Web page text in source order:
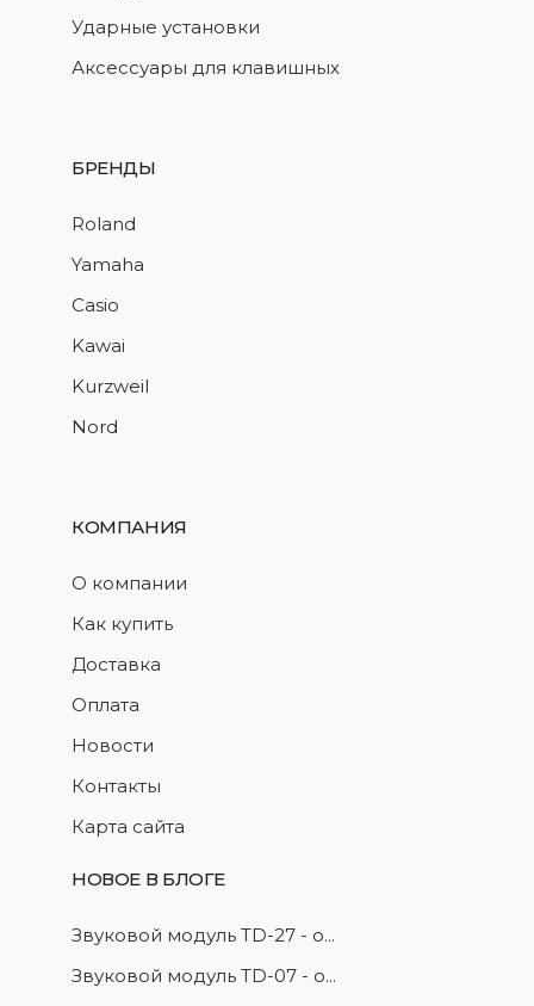
Ударные установки
Аксессуары для клавишных
БРЕНДЫ
Roland
Yamaha
Casio
Kawai
Kurzweil
Nord
КОМПАНИЯ
О компании
Как купить
Доставка
Оплата
Новости
Контакты
Карта сайта
НОВОЕ В БЛОГЕ
Звуковой модуль TD-27 - о...
Звуковой модуль TD-07 - о...